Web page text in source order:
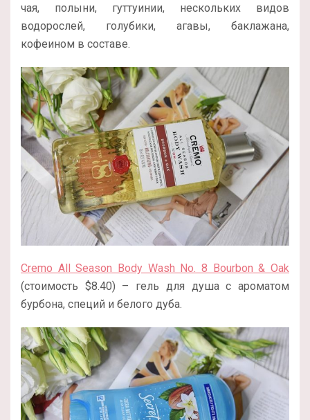
чая, полыни, гуттуинии, нескольких видов
водорослей, голубики, агавы, баклажана,
кофеином в составе.
Cremo All Season Body Wash No. 8 Bourbon & Oak
(стоимость $8.40) – гель для душа с ароматом
бурбона, специй и белого дуба.